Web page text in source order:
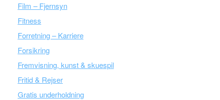
Film – Fjernsyn
Fitness
Forretning – Karriere
Forsikring
Fremvisning, kunst & skuespil
Fritid & Rejser
Gratis underholdning